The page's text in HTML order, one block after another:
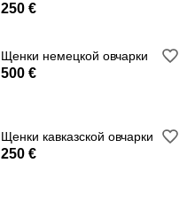
250 €
Щенки немецкой овчарки
500 €
Щенки кавказской овчарки
250 €